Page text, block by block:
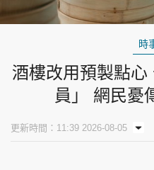
時
酒樓改用預製點
員」 網民憂
更新時間：11:39 2026-08-05